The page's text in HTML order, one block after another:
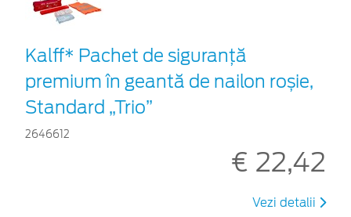
Kalff* Pachet de siguranţă
premium în geantă de nailon roșie,
Standard „Trio”
2646612
€ 22,42
Vezi detalii